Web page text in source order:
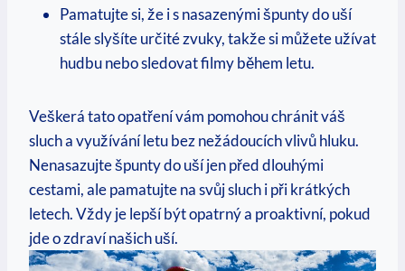
Pamatujte si, že i s nasazenými špunty do uší
stále slyšíte určité zvuky, takže si můžete užívat
hudbu nebo sledovat filmy během letu.
Veškerá tato opatření vám pomohou chránit váš
sluch a využívání letu bez nežádoucích vlivů hluku.
Nenasazujte špunty do uší jen před dlouhými
cestami, ale pamatujte na svůj sluch i při krátkých
letech. Vždy je lepší být opatrný a proaktivní, pokud
jde o zdraví našich uší.